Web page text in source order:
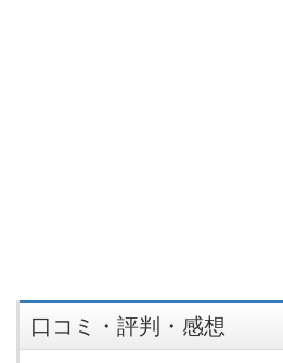
口コミ・評判・感想